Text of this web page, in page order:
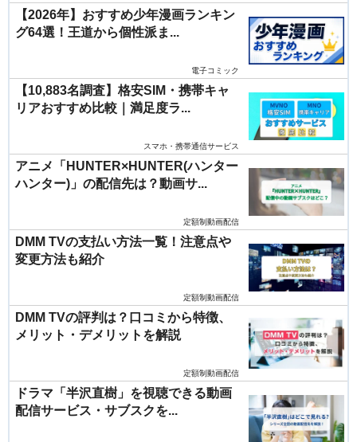
【2026年】おすすめ少年漫画ランキン
グ64選！王道から個性派ま...
電子コミック
【10,883名調査】格安SIM・携帯キャ
リアおすすめ比較｜満足度ラ...
スマホ・携帯通信サービス
アニメ「HUNTER×HUNTER(ハンター
ハンター)」の配信先は？動画サ...
定額制動画配信
DMM TVの支払い方法一覧！注意点や
変更方法も紹介
定額制動画配信
DMM TVの評判は？口コミから特徴、
メリット・デメリットを解説
定額制動画配信
ドラマ「半沢直樹」を視聴できる動画
配信サービス・サブスクを...